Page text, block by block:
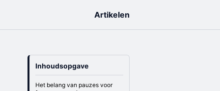
Artikelen
Inhoudsopgave
Het belang van pauzes voor